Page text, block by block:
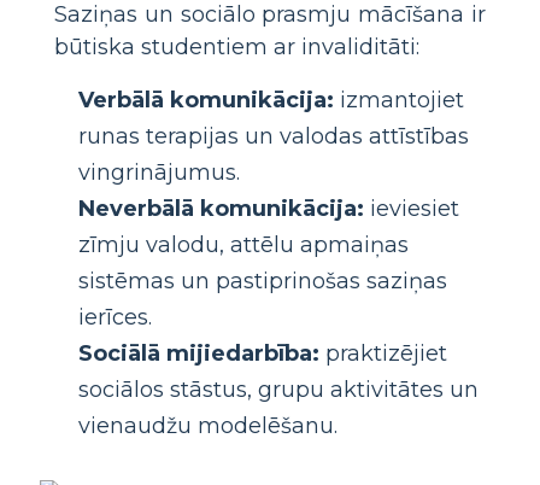
Saziņas un sociālo prasmju mācīšana ir
būtiska studentiem ar invaliditāti:
Verbālā komunikācija: izmantojiet
runas terapijas un valodas attīstības
vingrinājumus.
Neverbālā komunikācija: ieviesiet
zīmju valodu, attēlu apmaiņas
sistēmas un pastiprinošas saziņas
ierīces.
Sociālā mijiedarbība: praktizējiet
sociālos stāstus, grupu aktivitātes un
vienaudžu modelēšanu.